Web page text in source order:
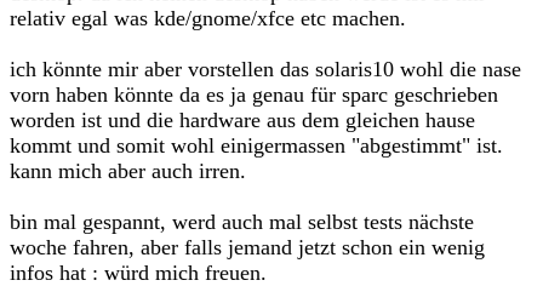
relativ egal was kde/gnome/xfce etc machen.
ich könnte mir aber vorstellen das solaris10 wohl die nase
vorn haben könnte da es ja genau für sparc geschrieben
worden ist und die hardware aus dem gleichen hause
kommt und somit wohl einigermassen "abgestimmt" ist.
kann mich aber auch irren.
bin mal gespannt, werd auch mal selbst tests nächste
woche fahren, aber falls jemand jetzt schon ein wenig
infos hat : würd mich freuen.